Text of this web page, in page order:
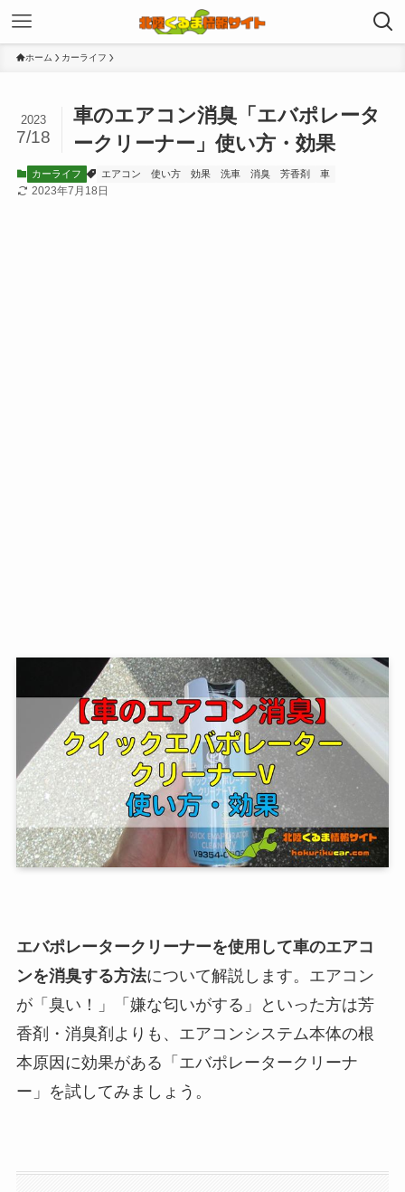
ホーム カーライフ
車のエアコン消臭「エバポレータ
ークリーナー」使い方・効果
2023
7/18
カーライフ エアコン 使い方 効果 洗車 消臭 芳香剤 車
2023年7月18日
エバポレータークリーナーを使用して車のエアコ
ンを消臭する方法について解説します。エアコン
が「臭い！」「嫌な匂いがする」といった方は芳
香剤・消臭剤よりも、エアコンシステム本体の根
本原因に効果がある「エバポレータークリーナ
ー」を試してみましょう。